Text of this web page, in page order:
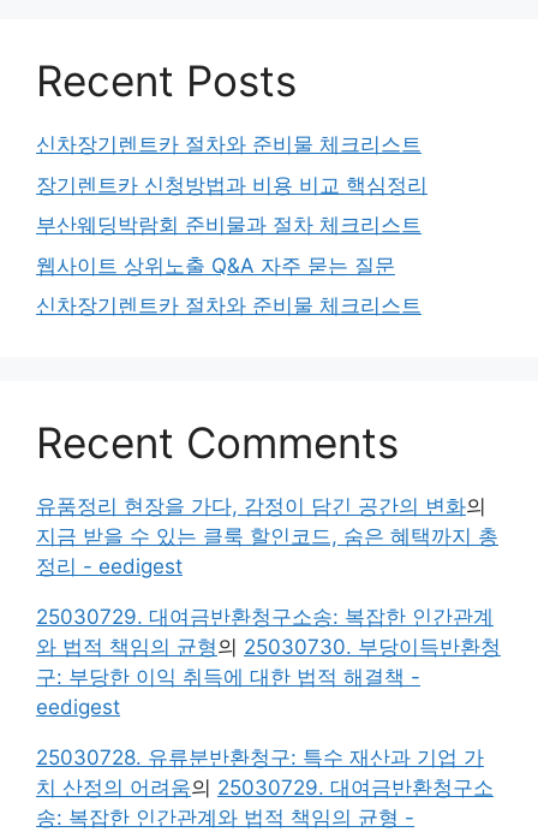
Recent Posts
신차장기렌트카 절차와 준비물 체크리스트
장기렌트카 신청방법과 비용 비교 핵심정리
부산웨딩박람회 준비물과 절차 체크리스트
웹사이트 상위노출 Q&A 자주 묻는 질문
신차장기렌트카 절차와 준비물 체크리스트
Recent Comments
유품정리 현장을 가다, 감정이 담긴 공간의 변화의
지금 받을 수 있는 클룩 할인코드, 숨은 혜택까지 총
정리 - eedigest
25030729. 대여금반환청구소송: 복잡한 인간관계
와 법적 책임의 균형의 25030730. 부당이득반환청
구: 부당한 이익 취득에 대한 법적 해결책 -
eedigest
25030728. 유류분반환청구: 특수 재산과 기업 가
치 산정의 어려움의 25030729. 대여금반환청구소
송: 복잡한 인간관계와 법적 책임의 균형 -